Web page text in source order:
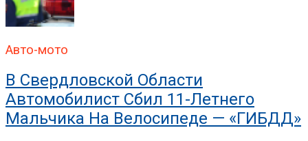
Авто-мото
В Свердловской Области
Автомобилист Сбил 11-Летнего
Мальчика На Велосипеде — «ГИБДД»